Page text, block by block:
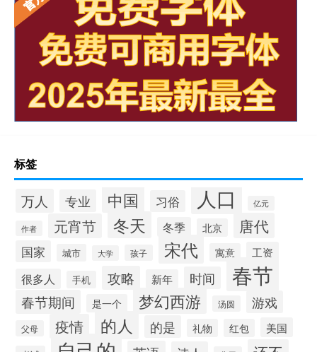
标签
万人 专业 中国 习俗 人口 亿元
作者 元宵节 冬天 冬季 北京 唐代
国家 城市 大学 孩子 宋代 寓意 工资
很多人 手机 攻略 新年 时间 春节
春节期间 是一个 梦幻西游 汤圆 游戏
父母 疫情 的人 的是 礼物 红包 美国